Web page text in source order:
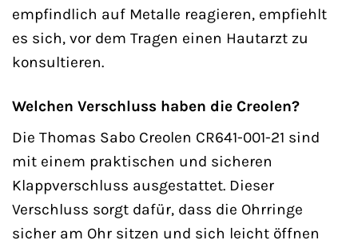
empfindlich auf Metalle reagieren, empfiehlt
es sich, vor dem Tragen einen Hautarzt zu
konsultieren.
Welchen Verschluss haben die Creolen?
Die Thomas Sabo Creolen CR641-001-21 sind
mit einem praktischen und sicheren
Klappverschluss ausgestattet. Dieser
Verschluss sorgt dafür, dass die Ohrringe
sicher am Ohr sitzen und sich leicht öffnen